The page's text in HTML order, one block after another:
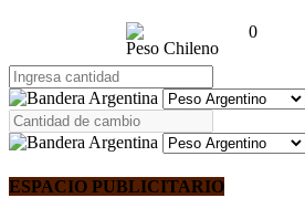
Peso Chileno
0
ESPACIO PUBLICITARIO